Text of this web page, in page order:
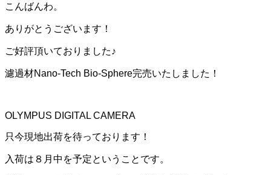
こんばんわ。
ありがとうございます！
ご好評頂いておりました♪
濾過材Nano-Tech Bio-Sphere完売いたしました！
OLYMPUS DIGITAL CAMERA
只今現地出荷を待っております！
入荷は８月中を予定ということです。